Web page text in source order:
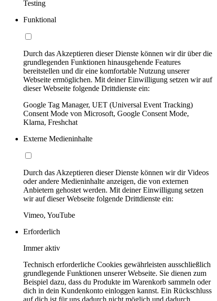
Testing
Funktional
Durch das Akzeptieren dieser Dienste können wir dir über die
grundlegenden Funktionen hinausgehende Features
bereitstellen und dir eine komfortable Nutzung unserer
Webseite ermöglichen. Mit deiner Einwilligung setzen wir auf
dieser Webseite folgende Drittdienste ein:
Google Tag Manager, UET (Universal Event Tracking)
Consent Mode von Microsoft, Google Consent Mode,
Klarna, Freshchat
Externe Medieninhalte
Durch das Akzeptieren dieser Dienste können wir dir Videos
oder andere Medieninhalte anzeigen, die von externen
Anbietern gehostet werden. Mit deiner Einwilligung setzen
wir auf dieser Webseite folgende Drittdienste ein:
Vimeo, YouTube
Erforderlich
Immer aktiv
Technisch erforderliche Cookies gewährleisten ausschließlich
grundlegende Funktionen unserer Webseite. Sie dienen zum
Beispiel dazu, dass du Produkte im Warenkorb sammeln oder
dich in dein Kundenkonto einloggen kannst. Ein Rückschluss
auf dich ist für uns dadurch nicht möglich und dadurch